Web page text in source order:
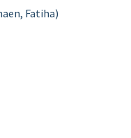
Fatiha)